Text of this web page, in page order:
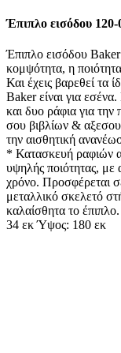
Έπιπλο εισόδου 120-
Έπιπλο εισόδου
κομψότητα, η
Και έχεις βαρεθεί τα
Baker είναι για
και δυο ράφια για
σου βιβλίων &
την αισθητική
* Κατασκευή ραφιών
υψηλής ποιότητας, με
χρόνο. Προσφέρεται
μεταλλικό σκελετό
καλαίσθητα το
34 εκ Ύψος: 180 εκ